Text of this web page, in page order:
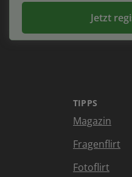
Jetzt
TIPPS
Magazin
Fragenflirt
Fotoflirt